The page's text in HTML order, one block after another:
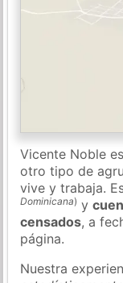
Vicente Noble
otro tipo de
vive y trabaja.
Dominicana) y
censados, a
página.
Nuestra